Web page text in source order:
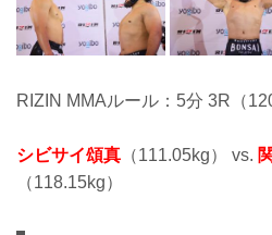
RIZIN MMAルール：5分 3R（
シビサイ頌真 （111.05kg） vs.
（118.15kg）